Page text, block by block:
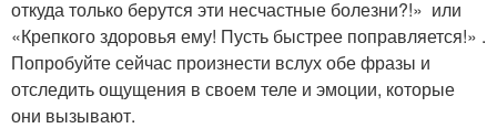
откуда только берутся эти несчастные болезни?!» или
«Крепкого здоровья ему! Пусть быстрее поправляется!» .
Попробуйте сейчас произнести вслух обе фразы и
отследить ощущения в своем теле и эмоции, которые
они вызывают.